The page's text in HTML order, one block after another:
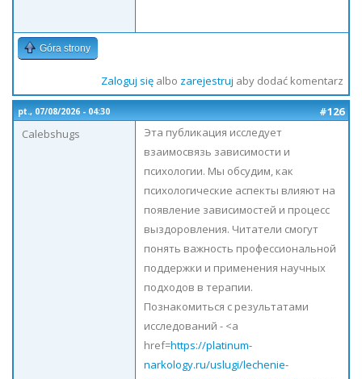
Góra strony
Zaloguj sięalbo zarejestruj aby dodać komentarz
pt., 07/08/2026 - 04:30
#126
Calebshugs
Эта публикация исследует
взаимосвязь зависимости и
психологии. Мы обсудим, как
психологические аспекты влияют на
появление зависимостей и процесс
выздоровления. Читатели смогут
понять важность профессиональной
поддержки и применения научных
подходов в терапии.
Познакомиться с результатами
исследований - <a
href=https://platinum-
narkology.ru/uslugi/lechenie-